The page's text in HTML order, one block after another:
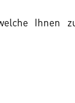
Ihnen